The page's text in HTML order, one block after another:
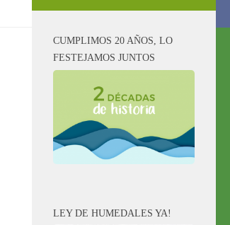
CUMPLIMOS 20 AÑOS, LO
FESTEJAMOS JUNTOS
LEY DE HUMEDALES YA!